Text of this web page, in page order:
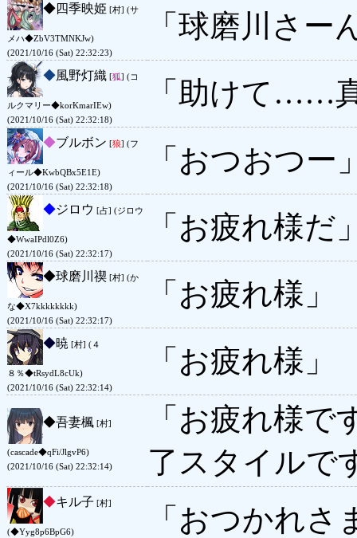
◆四季映姫 [村] (サ
メハ◆ZbV3TMNKJw)
(2021/10/16 (Sat) 22:32:23)
「球磨川さ
◆風野灯織 [狐] (コ
ルクマリー◆korKmarIEw)
(2021/10/16 (Sat) 22:32:18)
「助けて
◆ブルボン [狼] (フ
ィール◆KwbQBx5E1E)
(2021/10/16 (Sat) 22:32:18)
「おつおつー
◆ジロウ [占] (ジロウ
◆WwaIPdl0Z6)
(2021/10/16 (Sat) 22:32:17)
「お疲れ様だ
◆球磨川禊 [村] (か
な◆X7kkkkkkkk)
(2021/10/16 (Sat) 22:32:17)
「お疲れ様」
◆暁 [村] (４
８％◆tRsydL8cUk)
(2021/10/16 (Sat) 22:32:14)
「お疲れ様」
◆吾妻楓 [村]
(cascade◆qFi/JlgvP6)
(2021/10/16 (Sat) 22:32:14)
「お疲れ様
了スタイルで
◆キル子 [村]
(◆Yyg8p6BpG6)
「おつかれさ